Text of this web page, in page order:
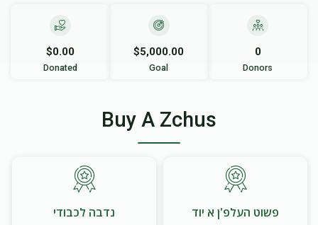
$0.00
Donated
$5,000.00
Goal
0
Donors
Buy A Zchus
פשוט העלפ'ן א יוד נדבה לכבודי